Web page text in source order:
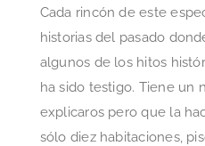
Cada rincón de este
historias del pasado
algunos de los hitos
ha sido testigo. Tiene un
explicaros pero que la
sólo diez habitaciones,